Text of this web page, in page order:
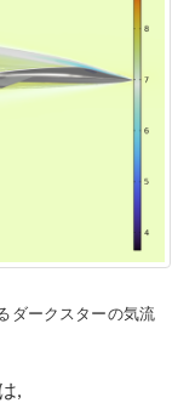
ダークスターの気流
,